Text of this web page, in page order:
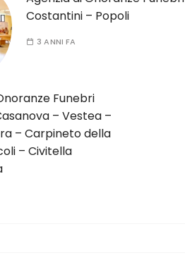
Costantini – Popoli
3 ANNI FA
Funebri
– Vestea –
– Carpineto della
– Civitella